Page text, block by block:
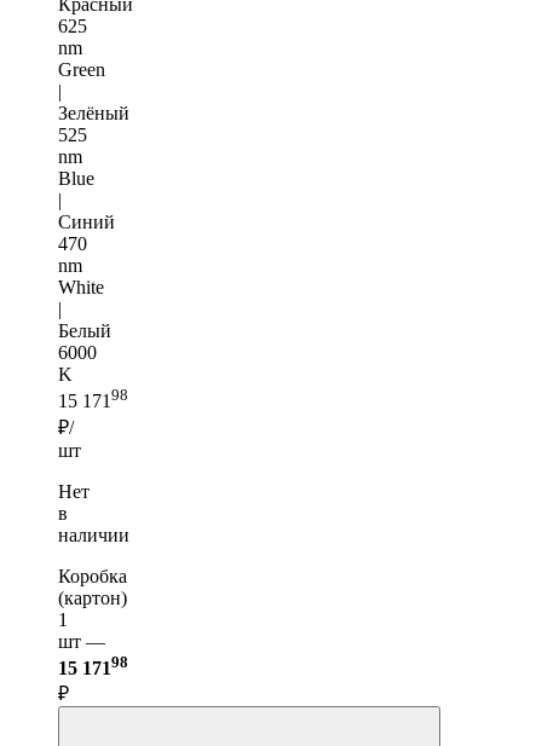
Красный
625
nm
Green
|
Зелёный
525
nm
Blue
|
Синий
470
nm
White
|
Белый
6000
K
15 17198
₽/
шт
Нет
в
наличии
Коробка
(картон)
1
шт —
15 17198
₽